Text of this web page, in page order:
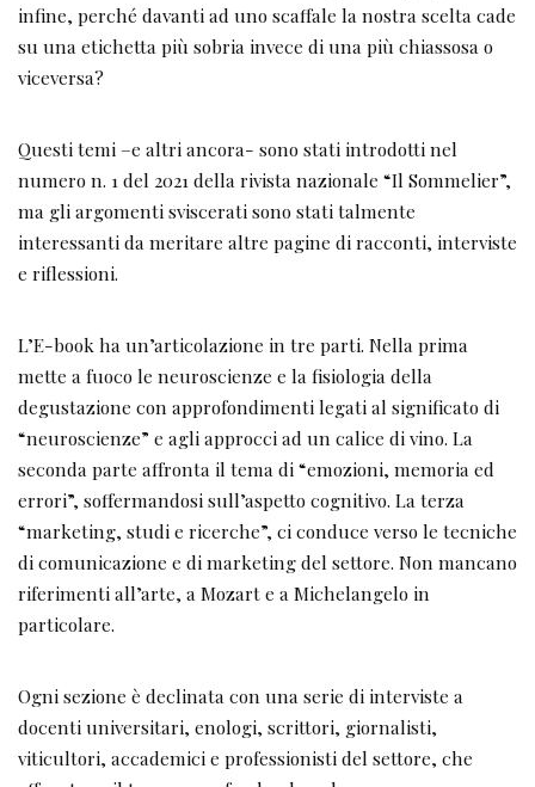
infine, perché davanti ad uno scaffale la nostra scelta cade
su una etichetta più sobria invece di una più chiassosa o
viceversa?
Questi temi –e altri ancora- sono stati introdotti nel
numero n. 1 del 2021 della rivista nazionale “Il Sommelier”,
ma gli argomenti sviscerati sono stati talmente
interessanti da meritare altre pagine di racconti, interviste
e riflessioni.
L’E-book ha un’articolazione in tre parti. Nella prima
mette a fuoco le neuroscienze e la fisiologia della
degustazione con approfondimenti legati al significato di
“neuroscienze” e agli approcci ad un calice di vino. La
seconda parte affronta il tema di “emozioni, memoria ed
errori”, soffermandosi sull’aspetto cognitivo. La terza
“marketing, studi e ricerche”, ci conduce verso le tecniche
di comunicazione e di marketing del settore. Non mancano
riferimenti all’arte, a Mozart e a Michelangelo in
particolare.
Ogni sezione è declinata con una serie di interviste a
docenti universitari, enologi, scrittori, giornalisti,
viticultori, accademici e professionisti del settore, che